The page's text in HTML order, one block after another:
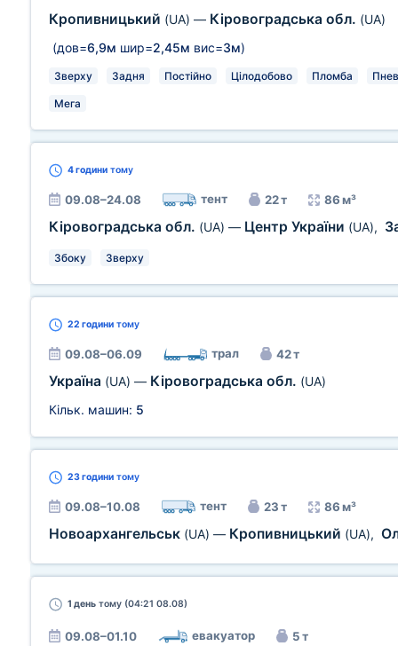
Кропивницький (UA) — Кіровоградська обл. (UA)
(дов=6,9м шир=2,45м вис=3м)
Зверху Задня Постійно Цілодобово Пломба
Мега
4 години тому
09.08–24.08 тент 22 т 86 м³
Кіровоградська обл. (UA) — Центр України (UA),
Збоку Зверху
22 години тому
09.08–06.09 трал 42 т
Україна (UA) — Кіровоградська обл. (UA)
Кільк. машин: 5
23 години тому
09.08–10.08 тент 23 т 86 м³
Новоархангельськ (UA) — Кропивницький (UA),
1 день тому (04:21 08.08)
09.08–01.10 евакуатор 5 т